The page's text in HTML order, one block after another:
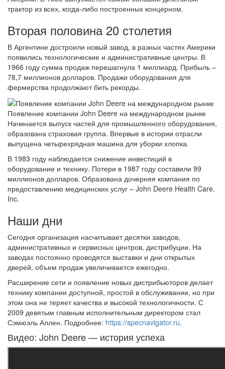
трактор из всех, когда-либо построенных концерном.
Вторая половина 20 столетия
В Аргентине достроили новый завод, в разных частях Америки
появились технологические и административные центры. В
1966 году сумма продаж перешагнула 1 миллиард. Прибыль –
78,7 миллионов долларов. Продажи оборудования для
фермерства продолжают бить рекорды.
Появление компании John Deere на международном рынке
Начинается выпуск частей для промышленного оборудования,
образована страховая группа. Впервые в истории отрасли
выпущена четырехрядная машина для уборки хлопка.
В 1983 году наблюдается снижение инвестиций в
оборудование и технику. Потери в 1987 году составили 99
миллионов долларов. Образована дочерняя компания по
предоставлению медицинских услуг – John Deere Health Care,
Inc.
Наши дни
Сегодня организация насчитывает десятки заводов,
административных и сервисных центров, дистрибуции. На
заводах постоянно проводятся выставки и дни открытых
дверей, объем продаж увеличивается ежегодно.
Расширение сети и появление новых дистрибьюторов делает
технику компании доступной, простой в обслуживании, но при
этом она не теряет качества и высокой технологичности. С
2009 девятым главным исполнительным директором стал
Сэмюэль Аллен. Подробнее: https://specnavigator.ru.
Видео: John Deere — история успеха